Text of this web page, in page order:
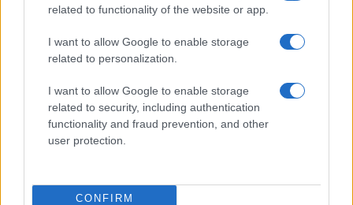
related to functionality of the website or app.
I want to allow Google to enable storage
related to personalization.
I want to allow Google to enable storage
related to security, including authentication
functionality and fraud prevention, and other
user protection.
CONFIRM
Ninel Conde revela sus expectativas para la nueva
temporada de Top Chef VIP
María Vázquez · 7 Ago 2026